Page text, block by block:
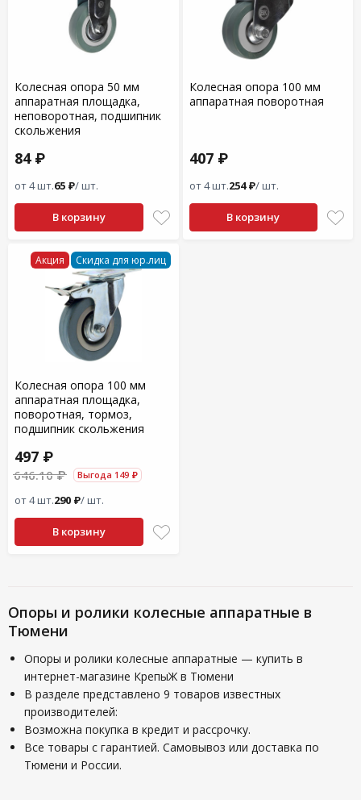
Колесная опора 50 мм
аппаратная площадка,
неповоротная, подшипник
скольжения
84 ₽
от 4 шт.65 ₽/ шт.
В корзину
Колесная опора 100 мм
аппаратная поворотная
407 ₽
от 4 шт.254 ₽/ шт.
В корзину
Акция Скидка для юр.лиц
Колесная опора 100 мм
аппаратная площадка,
поворотная, тормоз,
подшипник скольжения
497 ₽
646.10 ₽ Выгода 149 ₽
от 4 шт.290 ₽/ шт.
В корзину
Опоры и ролики колесные аппаратные в
Тюмени
Опоры и ролики колесные аппаратные — купить в
интернет-магазине КрепыЖ в Тюмени
В разделе представлено 9 товаров известных
производителей:
Возможна покупка в кредит и рассрочку.
Все товары с гарантией. Самовывоз или доставка по
Тюмени и России.